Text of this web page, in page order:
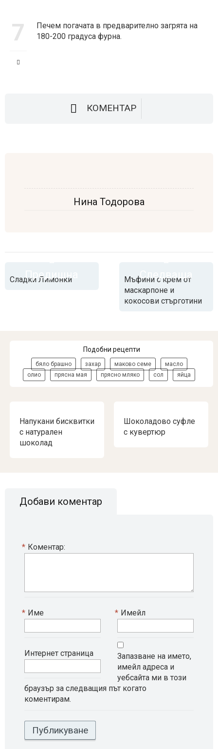
7
Печем погачата в предварително загрята на
180-200 градуса фурна.
КОМЕНТАР
Нина Тодорова
Предишна
Сладки Лимонки
Мъфини с крем от
маскарпоне и
кокосови стърготини
Подобни рецепти
бяло брашно захар маково семе
масло
олио
прясна мая прясно мляко сол яйца
Напукани бисквитки
с натурален
шоколад
Шоколадово суфле
с кувертюр
Добави коментар
Коментар:
*
Име
* Имейл
*
Интернет страница
Запазване на името,
имейл адреса и
уебсайта ми в този
браузър за следващия път когато
коментирам.